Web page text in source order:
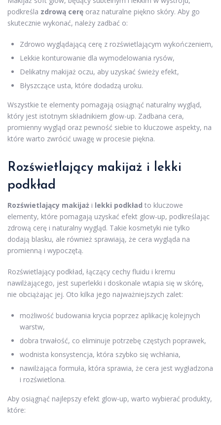
podkreśla zdrową cerę oraz naturalne piękno skóry. Aby go
skutecznie wykonać, należy zadbać o:
Zdrowo wyglądającą cerę z rozświetlającym wykończeniem,
Lekkie konturowanie dla wymodelowania rysów,
Delikatny makijaż oczu, aby uzyskać świeży efekt,
Błyszczące usta, które dodadzą uroku.
Wszystkie te elementy pomagają osiągnąć naturalny wygląd,
który jest istotnym składnikiem glow-up. Zadbana cera,
promienny wygląd oraz pewność siebie to kluczowe aspekty, na
które warto zwrócić uwagę w procesie piękna.
Rozświetlający makijaż i lekki
podkład
Rozświetlający makijaż i lekki podkład to kluczowe
elementy, które pomagają uzyskać efekt glow-up, podkreślając
zdrową cerę i naturalny wygląd. Takie kosmetyki nie tylko
dodają blasku, ale również sprawiają, że cera wygląda na
promienną i wypoczętą.
Rozświetlający podkład, łączący cechy fluidu i kremu
nawilżającego, jest superlekki i doskonale wtapia się w skórę,
nie obciążając jej. Oto kilka jego najważniejszych zalet:
możliwość budowania krycia poprzez aplikację kolejnych
warstw,
dobra trwałość, co eliminuje potrzebę częstych poprawek,
wodnista konsystencja, która szybko się wchłania,
nawilżająca formuła, która sprawia, że cera jest wygładzona
i rozświetlona.
Aby osiągnąć najlepszy efekt glow-up, warto wybierać produkty,
które: